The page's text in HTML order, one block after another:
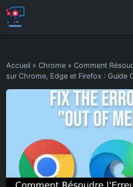
Accueil » Chrome » Comment
sur Chrome, Edge et Firefox : Guide